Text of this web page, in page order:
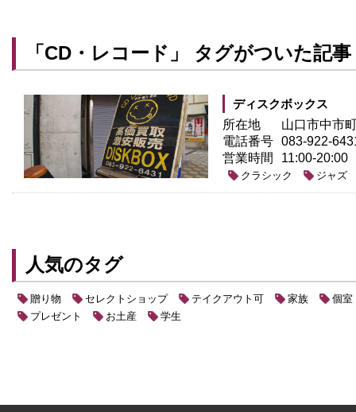
「CD・レコード」 タグがついた記事
ディスクボックス
所在地
山口市中市
電話番号 083-922-
営業時間
11:00-20:00
クラシック ジャズ
人気のタグ
贈り物 セレクトショップ テイクアウト可 家族
個室
プレゼント
お土産 学生